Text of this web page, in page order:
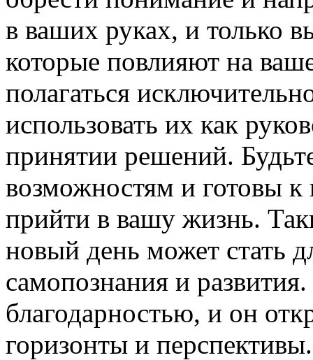
в ваших руках, и только
которые повлияют на
полагаться
использовать их как
принятии решений.
возможностям и готовы
прийти в вашу жизнь.
новый день может стать
самопознания и
благодарностью, и он
горизонты и перспективы.